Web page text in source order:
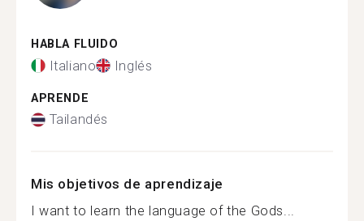
HABLA FLUIDO
Italiano Inglés
APRENDE
Tailandés
Mis objetivos de aprendizaje
I want to learn the language of the Gods...